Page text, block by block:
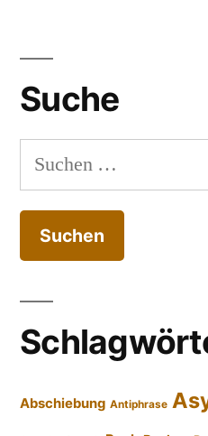
Suche
Suchen
nach:
Abschiebung Antiphrase